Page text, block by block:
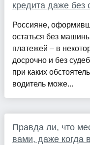
кредита даже без
Россияне,
остаться без
платежей – в
досрочно и без
при каких
водитель може...
Правда ли, что
вами, даже когда